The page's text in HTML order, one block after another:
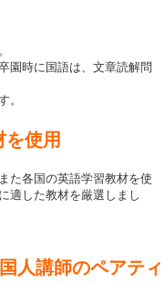
園時に国語は、文章読解問
。
を使用
た各国の英語学習教材を使
適した教材を厳選しまし
人講師のペアティ